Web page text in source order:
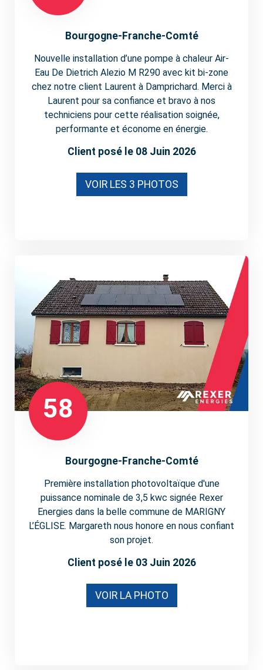
Bourgogne-Franche-Comté
Nouvelle installation d’une pompe à chaleur Air-
Eau De Dietrich Alezio M R290 avec kit bi-zone
chez notre client Laurent à Damprichard. Merci à
Laurent pour sa confiance et bravo à nos
techniciens pour cette réalisation soignée,
performante et économe en énergie.
Client posé le 08 Juin 2026
VOIR LES 3 PHOTOS
58
Bourgogne-Franche-Comté
Première installation photovoltaïque d'une
puissance nominale de 3,5 kwc signée Rexer
Energies dans la belle commune de MARIGNY
L’ÉGLISE. Margareth nous honore en nous confiant
son projet.
Client posé le 03 Juin 2026
VOIR LA PHOTO